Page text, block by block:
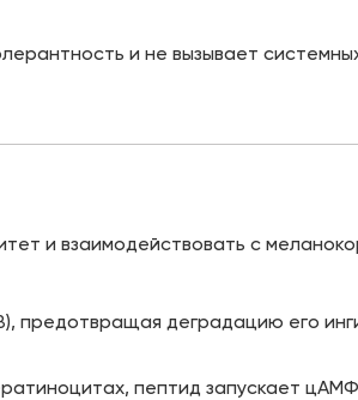
и не вызывает
и взаимодействовать с
предотвращая деградацию его
пептид запускает